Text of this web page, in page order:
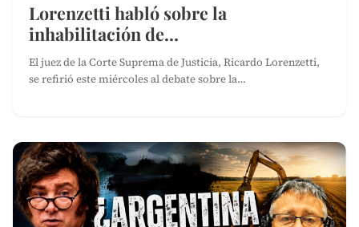
Lorenzetti habló sobre la
inhabilitación de…
El juez de la Corte Suprema de Justicia, Ricardo Lorenzetti,
se refirió este miércoles al debate sobre la…